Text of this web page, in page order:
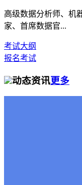
高级数据分析师、机
家、首席数据官...
考试大纲
报名考试
动态资讯更多